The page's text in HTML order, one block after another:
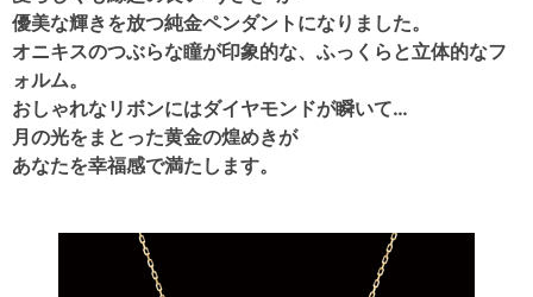
優美な輝きを放つ純金ペンダントになりました。
オニキスのつぶらな瞳が印象的な、ふっくらと立体的なフ
ォルム。
おしゃれなリボンにはダイヤモンドが瞬いて…
月の光をまとった黄金の煌めきが
あなたを幸福感で満たします。